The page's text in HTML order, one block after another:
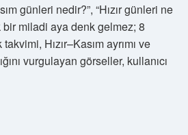
günleri nedir?”, “Hızır günleri ne
miladi aya denk gelmez; 8
Hızır–Kasım ayrımı ve
vurgulayan görseller, kullanıcı